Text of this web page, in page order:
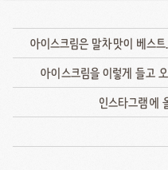
아이스크림은 말차맛이 베스
아이스크림을 이렇게 들고
인스타그램에